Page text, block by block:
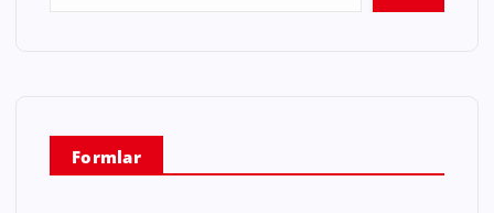
Formlar